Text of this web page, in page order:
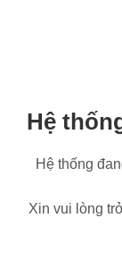
Hệ
Hệ thống
Xin vui lòng